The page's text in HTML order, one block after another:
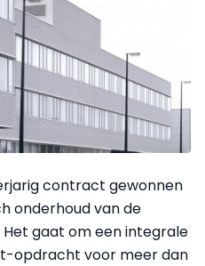
contract gewonnen
onderhoud van de
Het gaat om een integrale
opdracht voor meer dan